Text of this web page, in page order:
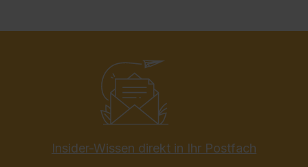
Insider-Wissen direkt in Ihr Postfach